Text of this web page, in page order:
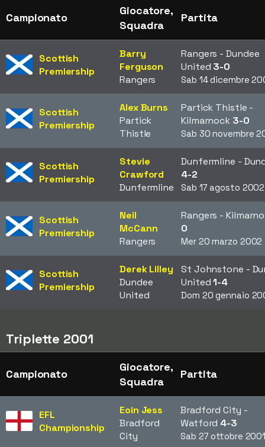
Campionato
Giocatore,
Squadra
Partita
Scottish
Premiership
Barry
Ferguson
Rangers
Rangers - Dundee
United 3-0
Sab 14 dicembre
Scottish
Premiership
Alex Burns
Partick
Thistle
Partick Thistle -
Kilmarnock 3-0
Sab 30 novembre
Scottish
Premiership
Stevie
Crawford
Dunfermline
Dunfermline -
4-2
Sab 17 agosto 2002
Scottish
Premiership
Neil
McCann
Rangers
Rangers -
0
Mer 20 marzo 2002
Scottish
Premiership
Derek Lilley
Dundee
United
St Johnstone -
United1-4
Dom 20 gennaio
Triplette 2001
Campionato
Giocatore,
Squadra
Partita
EFL
Championship
Eoin Jess
Bradford
City
Bradford City -
Watford 4-3
Sab 27 ottobre